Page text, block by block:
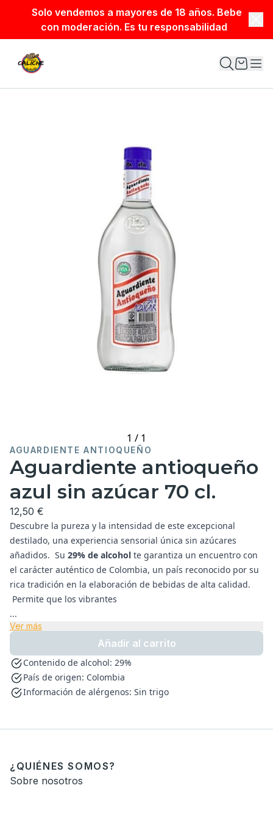
Solo vendemos a mayores de 18 años. Bebe
con moderación. Es tu responsabilidad
1 / 1
AGUARDIENTE ANTIOQUEÑO
Aguardiente antioqueño
azul sin azúcar 70 cl.
12,50 €
Descubre la pureza y la intensidad de este excepcional
destilado, una experiencia sensorial única sin azúcares
añadidos. Su 29% de alcohol te garantiza un encuentro con
el carácter auténtico de Colombia, un país reconocido por su
rica tradición en la elaboración de bebidas de alta calidad.
Permite que los vibrantes
...
Ver más
Añadir al carrito
Contenido de alcohol: 29%
País de origen: Colombia
Información de alérgenos: Sin trigo
¿QUIÉNES SOMOS?
Sobre nosotros